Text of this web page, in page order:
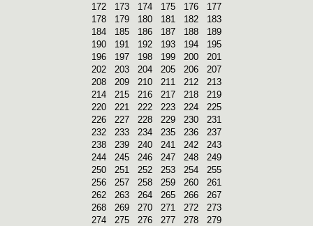
172
173 174 175 176
177
178
179 180 181 182
183
184
185 186 187 188
189
190
191 192 193 194
195
196
197 198 199 200
201
202
203 204 205 206
207
208
209 210 211 212
213
214
215 216 217 218
219
220
221 222 223 224
225
226
227 228 229 230
231
232
233 234 235 236
237
238
239 240 241 242
243
244
245 246 247 248
249
250
251 252 253 254
255
256
257 258 259 260
261
262
263 264 265 266
267
268
269 270 271 272
273
274
275 276 277 278
279